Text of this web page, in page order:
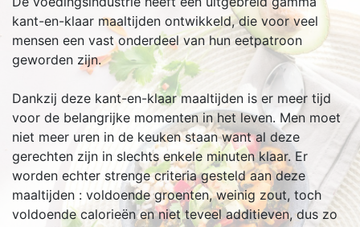
kant-en-klaar maaltijden ontwikkeld, die voor veel
mensen een vast onderdeel van hun eetpatroon
geworden zijn.
Dankzij deze kant-en-klaar maaltijden is er meer tijd
voor de belangrijke momenten in het leven. Men moet
niet meer uren in de keuken staan want al deze
gerechten zijn in slechts enkele minuten klaar. Er
worden echter strenge criteria gesteld aan deze
maaltijden : voldoende groenten, weinig zout, toch
voldoende calorieën en niet teveel additieven, dus zo